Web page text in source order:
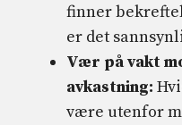
finner
er det
Vær på vakt
avkastning:
være utenfor